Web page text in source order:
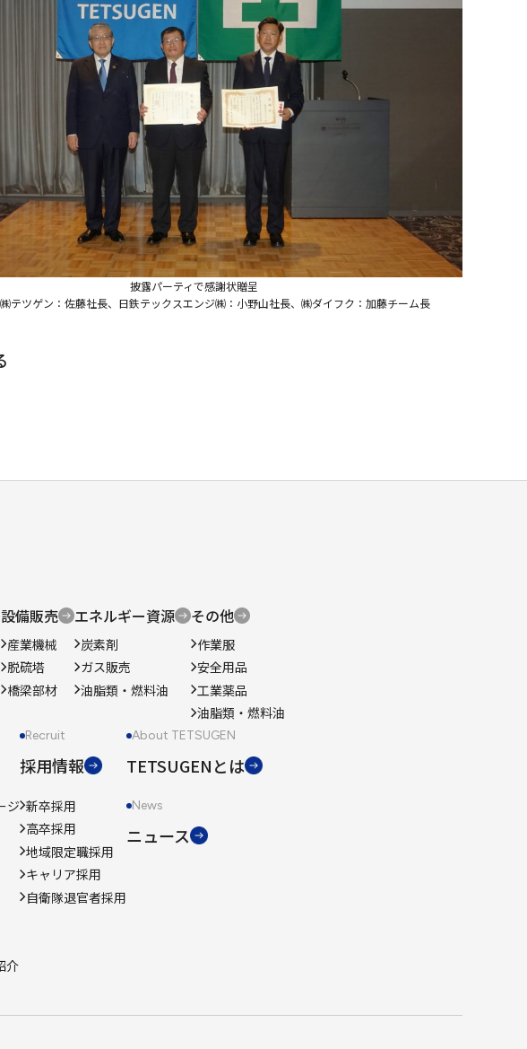
披露パーティで感謝状贈呈
テツゲン：佐藤社長、日鉄テックスエンジ㈱：小野山社長、㈱ダイフク：加藤チーム長
設備販売
産業機械
脱硫塔
橋梁部材
エネルギー資源
炭素剤
ガス販売
油脂類・燃料油
その他
作業服
安全用品
工業薬品
油脂類・燃料油
ジ
介
Recruit
採用情報
新卒採用
高卒採用
地域限定職採用
キャリア採用
自衛隊退官者採用
About TETSUGEN
TETSUGENとは
News
ニュース